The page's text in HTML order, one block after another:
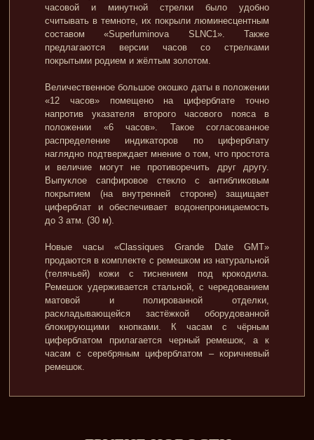
часовой и минутной стрелки было удобно
считывать в темноте, их покрыли люминесцентным
составом «Superluminova SLNC1». Также
предлагаются версии часов со стрелками
покрытыми родием и жёлтым золотом.
Величественное большое окошко даты в положении
«12 часов» помещено на циферблате точно
напротив указателя второго часового пояса в
положении «6 часов». Такое согласованное
распределение индикаторов по циферблату
наглядно подтверждает мнение о том, что простота
и величие могут не противоречить друг другу.
Выпуклое сапфировое стекло с антибликовым
покрытием (на внутренней стороне) защищает
циферблат и обеспечивает водонепроницаемость
до 3 атм. (30 м).
Новые часы «Classiques Grande Date GMT»
продаются в комплекте с ремешком из натуральной
(телячьей) кожи с тиснением под крокодила.
Ремешок удерживается стальной, с чередованием
матовой и полированной отделки,
раскладывающейся застёжкой оборудованной
блокирующими кнопками. К часам с чёрным
циферблатом прилагается черный ремешок, а к
часам с серебряным циферблатом – коричневый
ремешок.